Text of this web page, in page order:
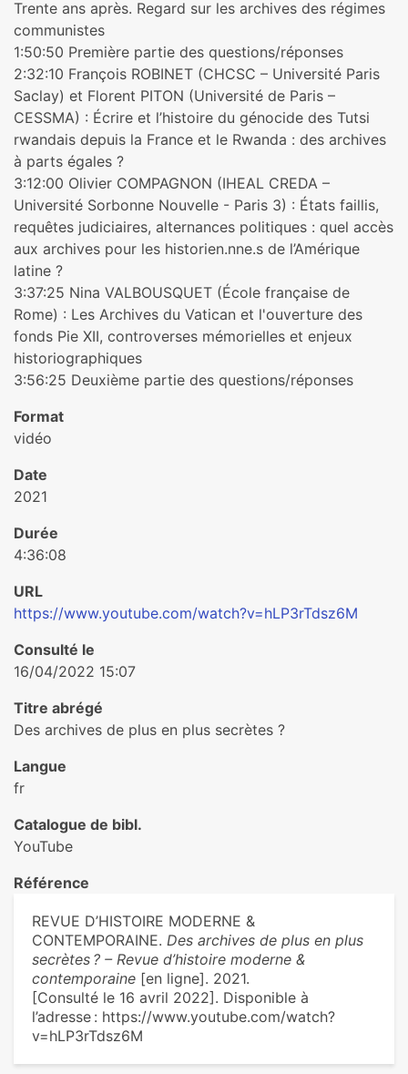
Trente ans après. Regard sur les archives des régimes
communistes
1:50:50 Première partie des questions/réponses
2:32:10 François ROBINET (CHCSC – Université Paris
Saclay) et Florent PITON (Université de Paris –
CESSMA) : Écrire et l’histoire du génocide des Tutsi
rwandais depuis la France et le Rwanda : des archives
à parts égales ?
3:12:00 Olivier COMPAGNON (IHEAL CREDA –
Université Sorbonne Nouvelle - Paris 3) : États faillis,
requêtes judiciaires, alternances politiques : quel accès
aux archives pour les historien.nne.s de l’Amérique
latine ?
3:37:25 Nina VALBOUSQUET (École française de
Rome) : Les Archives du Vatican et l'ouverture des
fonds Pie XII, controverses mémorielles et enjeux
historiographiques
3:56:25 Deuxième partie des questions/réponses
Format
vidéo
Date
2021
Durée
4:36:08
URL
https://www.youtube.com/watch?v=hLP3rTdsz6M
Consulté le
16/04/2022 15:07
Titre abrégé
Des archives de plus en plus secrètes ?
Langue
fr
Catalogue de bibl.
YouTube
Référence
REVUE D’HISTOIRE MODERNE &
CONTEMPORAINE. Des archives de plus en plus
secrètes ? – Revue d’histoire moderne &
contemporaine [en ligne]. 2021.
[Consulté le 16 avril 2022]. Disponible à
l’adresse : https://www.youtube.com/watch?
v=hLP3rTdsz6M